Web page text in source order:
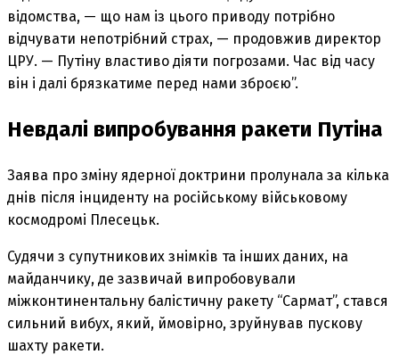
відомства, — що нам із цього приводу потрібно
відчувати непотрібний страх, — продовжив директор
ЦРУ. — Путіну властиво діяти погрозами. Час від часу
він і далі брязкатиме перед нами зброєю”.
Невдалі випробування ракети Путіна
Заява про зміну ядерної доктрини пролунала за кілька
днів після інциденту на російському військовому
космодромі Плесецьк.
Судячи з супутникових знімків та інших даних, на
майданчику, де зазвичай випробовували
міжконтинентальну балістичну ракету “Сармат”, стався
сильний вибух, який, ймовірно, зруйнував пускову
шахту ракети.